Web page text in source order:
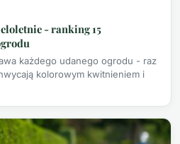
- ranking 15
każdego udanego ogrodu - raz
kolorowym kwitnieniem i